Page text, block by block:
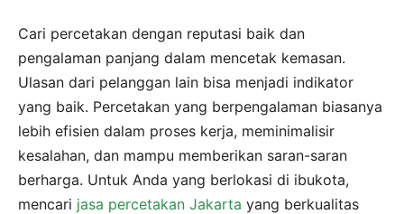
Cari percetakan dengan reputasi baik dan
pengalaman panjang dalam mencetak kemasan.
Ulasan dari pelanggan lain bisa menjadi indikator
yang baik. Percetakan yang berpengalaman biasanya
lebih efisien dalam proses kerja, meminimalisir
kesalahan, dan mampu memberikan saran-saran
berharga. Untuk Anda yang berlokasi di ibukota,
mencari jasa percetakan Jakarta yang berkualitas